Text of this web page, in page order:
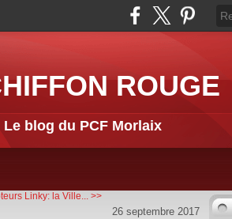
ROUGE
Le blog du PCF Morlaix
Linky: la Ville... >>
26 septembre 2017